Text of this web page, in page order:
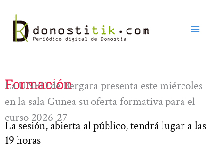
contenido
Formación
La UNED de Bergara presenta este miércoles
en la sala Gunea su oferta formativa para el
curso 2026-27
La sesión, abierta al público, tendrá lugar a las
19 horas